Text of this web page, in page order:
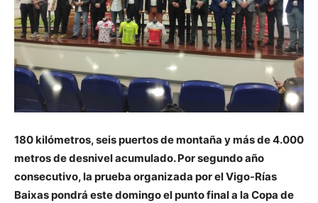
180 kilómetros, seis puertos de montaña y más de 4.000
metros de desnivel acumulado. Por segundo año
consecutivo, la prueba organizada por el Vigo-Rías
Baixas pondrá este domingo el punto final a la Copa de